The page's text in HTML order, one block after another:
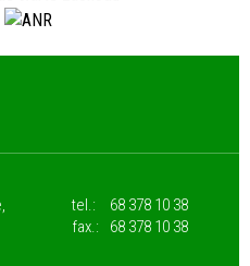
tel.:
68 378 10 38
fax.:
68 378 10 38